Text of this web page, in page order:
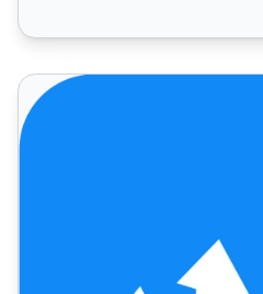
Post Affiliate Pro – Dernières